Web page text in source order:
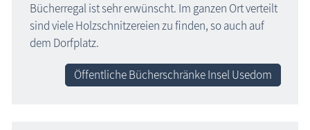
Bücherregal ist sehr erwünscht. Im ganzen Ort verteilt
sind viele Holzschnitzereien zu finden, so auch auf
dem Dorfplatz.
Öffentliche Bücherschränke Insel Usedom